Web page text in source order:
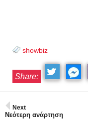
showbiz
Share:
Next
Νεότερη ανάρτηση